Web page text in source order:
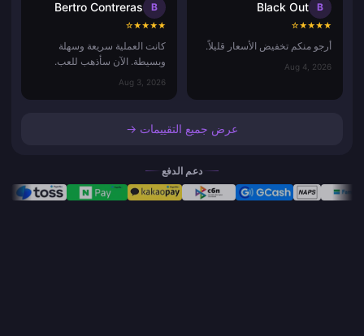
B
Black Out
★
★
★
★
☆
أرجو منكم تخفيض الأسعار قليلاً.
Aug 4, 2026
B
Bertro Contreras
★
★
★
★
☆
كانت العملية سريعة وسهلة
وبسيطة. الآن سأذهب للعب.
Aug 3, 2026
عرض جميع التقييمات →
دعم الدفع